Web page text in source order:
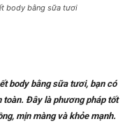
body bằng sữa tươi
body bằng sữa tươi, bạn có
toàn. Đây là phương pháp tốt
mịn màng và khỏe mạnh.